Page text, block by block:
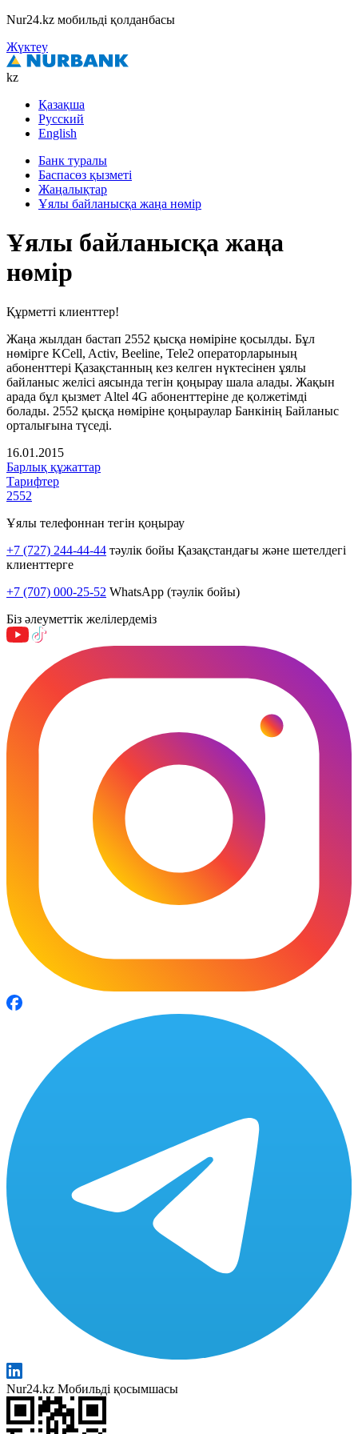
Nur24.kz мобильді қолданбасы
Жүктеу
kz
Қазақша
Русский
English
Банк туралы
Баспасөз қызметі
Жаңалықтар
Ұялы байланысқа жаңа нөмір
Ұялы байланысқа жаңа
нөмір
Құрметті клиенттер!
Жаңа жылдан бастап 2552 қысқа нөміріне қосылды. Бұл
нөмірге KСell, Activ, Beeline, Tele2 операторларының
абоненттері Қазақстанның кез келген нүктесінен ұялы
байланыс желісі аясында тегін қоңырау шала алады. Жақын
арада бұл қызмет Altel 4G абоненттеріне де қолжетімді
болады. 2552 қысқа нөміріне қоңыраулар Банкінің Байланыс
орталығына түседі.
16.01.2015
Барлық құжаттар
Тарифтер
2552
Ұялы телефоннан тегін қоңырау
+7 (727) 244-44-44 тәулік бойы Қазақстандағы және шетелдегі
клиенттерге
+7 (707) 000-25-52 WhatsApp (тәулік бойы)
Біз әлеуметтік желілердеміз
Nur24.kz Мобильді қосымшасы